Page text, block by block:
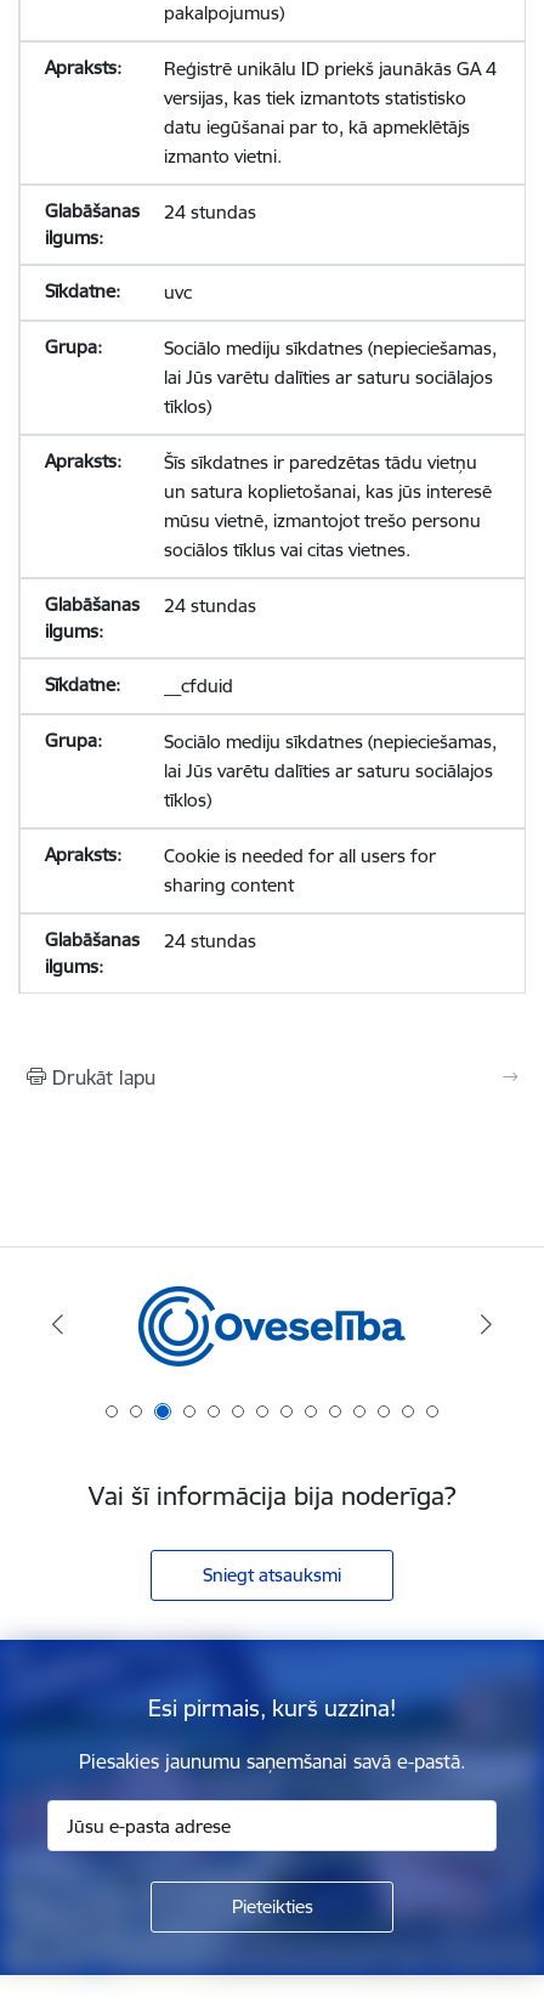
pakalpojumus)
Reģistrē unikālu ID priekš jaunākās GA 4
versijas, kas tiek izmantots statistisko
datu iegūšanai par to, kā apmeklētājs
izmanto vietni.
24 stundas
uvc
Sociālo mediju sīkdatnes (nepieciešamas,
lai Jūs varētu dalīties ar saturu sociālajos
tīklos)
Šīs sīkdatnes ir paredzētas tādu vietņu
un satura koplietošanai, kas jūs interesē
mūsu vietnē, izmantojot trešo personu
sociālos tīklus vai citas vietnes.
24 stundas
__cfduid
Sociālo mediju sīkdatnes (nepieciešamas,
lai Jūs varētu dalīties ar saturu sociālajos
tīklos)
Cookie is needed for all users for
sharing content
24 stundas
Drukāt lapu
Vai šī informācija bija noderīga?
Sniegt atsauksmi
Esi pirmais, kurš uzzina!
Piesakies jaunumu saņemšanai savā e-pastā.